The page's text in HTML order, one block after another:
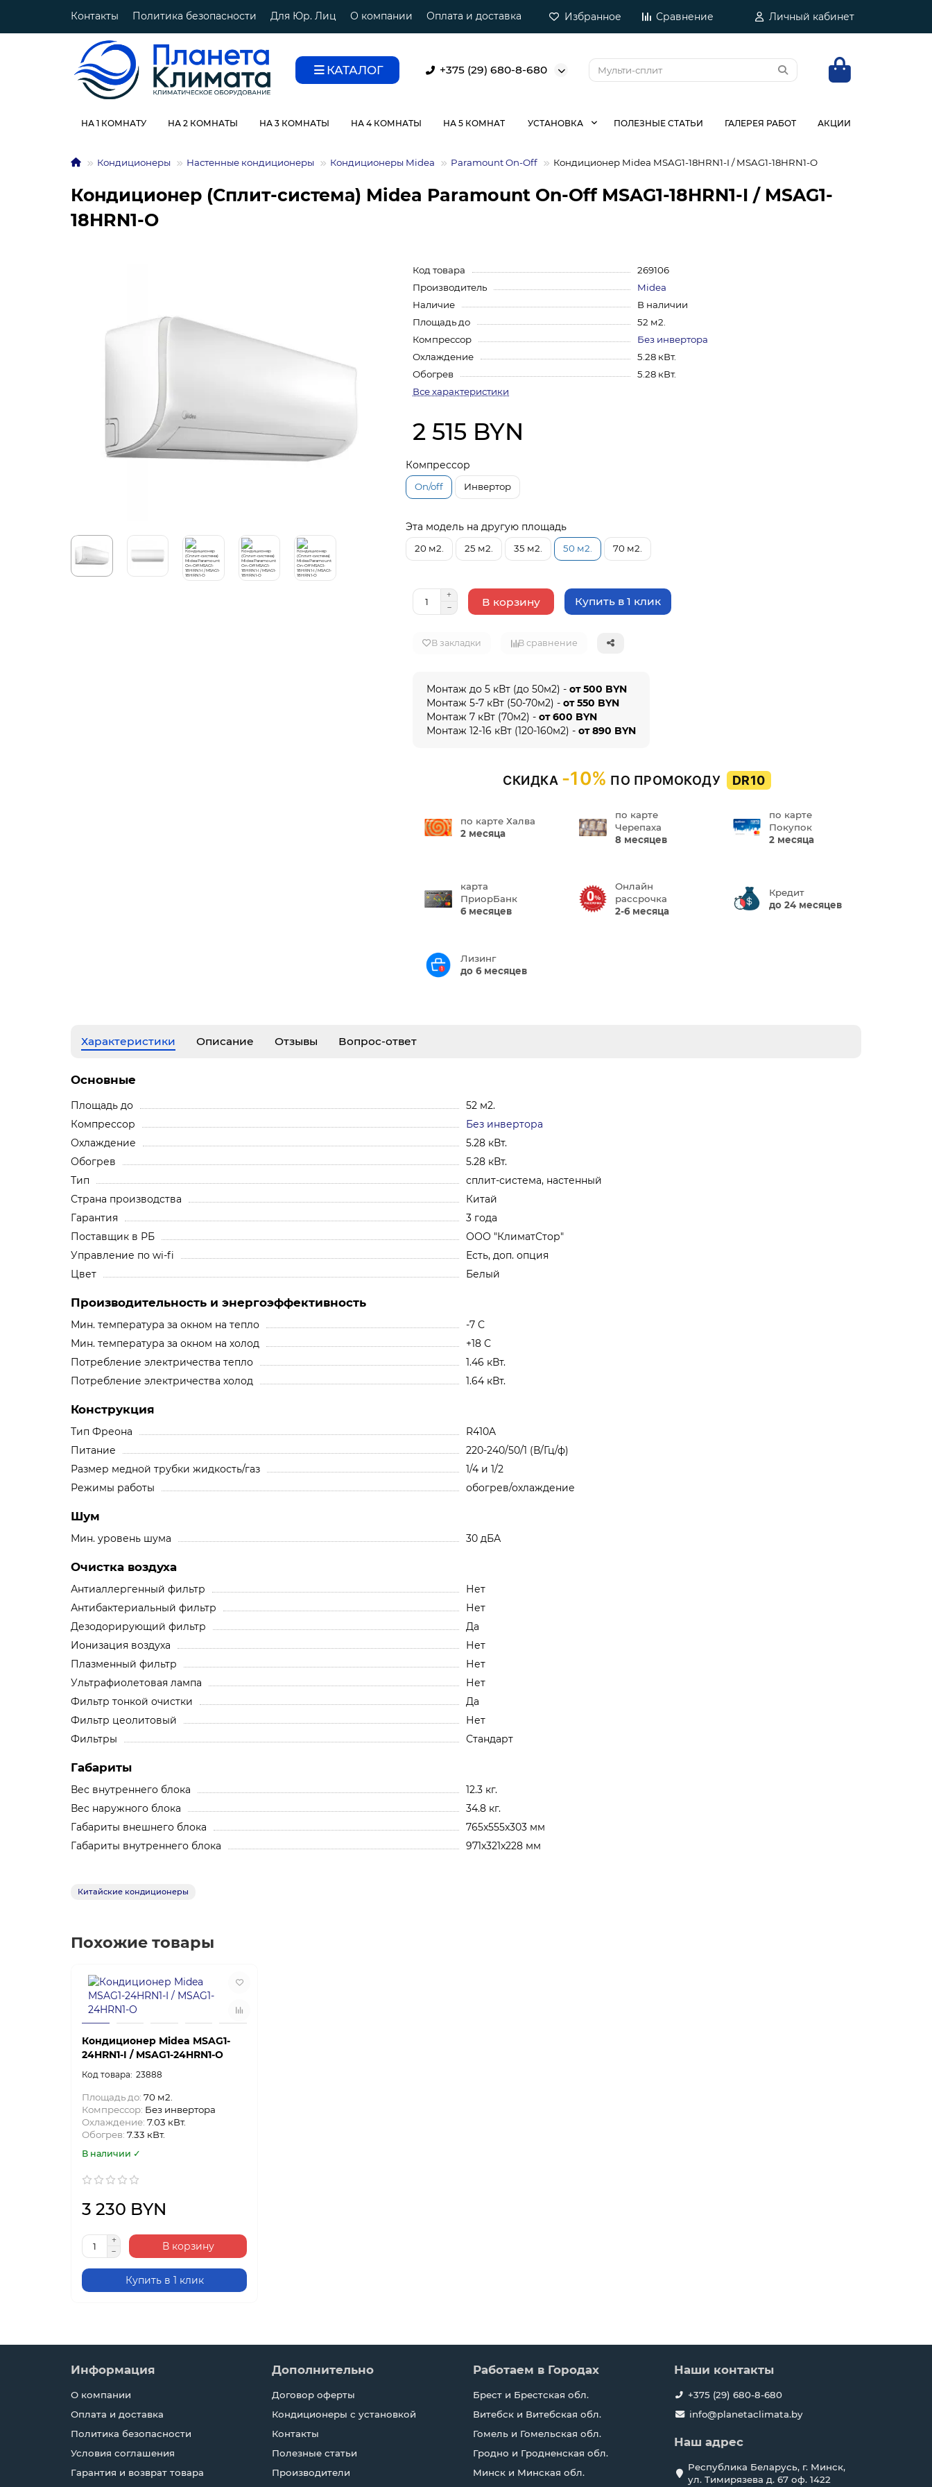
Контакты Политика безопасности Для Юр. Лиц О компании Оплата и доставка Избранное Сравнение Личный кабинет
КАТАЛОГ +375 (29) 680-8-680
НА 1 КОМНАТУ НА 2 КОМНАТЫ НА 3 КОМНАТЫ НА 4 КОМНАТЫ НА 5 КОМНАТ УСТАНОВКА ПОЛЕЗНЫЕ СТАТЬИ ГАЛЕРЕЯ РАБОТ АКЦИИ
Кондиционеры Настенные кондиционеры Кондиционеры Midea Paramount On-Off Кондиционер Midea MSAG1-18HRN1-I / MSAG1-18HRN1-O
Кондиционер (Сплит-система) Midea Paramount On-Off MSAG1-18HRN1-I / MSAG1-
18HRN1-O
Код товара
269106
Производитель
Midea
Наличие
В наличии
Площадь до
52 м2.
Компрессор
Без инвертора
Охлаждение
5.28 кВт.
Обогрев
5.28 кВт.
Все характеристики
2 515 BYN
Компрессор
On/off Инвертор
Эта модель на другую площадь
20 м2. 25 м2. 35 м2. 50 м2. 70 м2.
В корзину Купить в 1 клик
В закладки В сравнение
Монтаж до 5 кВт (до 50м2) -от 500 BYN
Монтаж 5-7 кВт (50-70м2) -от 550 BYN
Монтаж 7 кВт (70м2) -от 600 BYN
Монтаж 12-16 кВт (120-160м2) -от 890 BYN
СКИДКА -10% ПО ПРОМОКОДУ DR10
по карте Халва
2 месяца
по карте
Черепаха
8 месяцев
по карте
Покупок
2 месяца
карта
ПриорБанк
6 месяцев
Онлайн
рассрочка
2-6 месяца
Кредит
до 24 месяцев
Лизинг
до 6 месяцев
Характеристики Описание Отзывы Вопрос-ответ
Основные
Площадь до
52 м2.
Компрессор
Без инвертора
Охлаждение
5.28 кВт.
Обогрев
5.28 кВт.
Тип
сплит-система, настенный
Страна производства
Китай
Гарантия
3 года
Поставщик в РБ
ООО "КлиматСтор"
Управление по wi-fi
Есть, доп. опция
Цвет
Белый
Производительность и энергоэффективность
Мин. температура за окном на тепло
-7 С
Мин. температура за окном на холод
+18 С
Потребление электричества тепло
1.46 кВт.
Потребление электричества холод
1.64 кВт.
Конструкция
Тип Фреона
R410A
Питание
220-240/50/1 (В/Гц/ф)
Размер медной трубки жидкость/газ
1/4 и 1/2
Режимы работы
обогрев/охлаждение
Шум
Мин. уровень шума 30 дБА
Очистка воздуха
Антиаллергенный фильтр
Нет
Антибактериальный фильтр
Нет
Дезодорирующий фильтр
Да
Ионизация воздуха
Нет
Плазменный фильтр
Нет
Ультрафиолетовая лампа
Нет
Фильтр тонкой очистки
Да
Фильтр цеолитовый
Нет
Фильтры
Стандарт
Габариты
Вес внутреннего блока
12.3 кг.
Вес наружного блока
34.8 кг.
Габариты внешнего блока
765x555x303 мм
Габариты внутреннего блока
971x321x228 мм
Китайские кондиционеры
Похожие товары
Кондиционер Midea MSAG1-
24HRN1-I / MSAG1-24HRN1-O
23888
Площадь до: 70 м2.
Компрессор: Без инвертора
Охлаждение: 7.03 кВт.
Обогрев: 7.33 кВт.
В наличии ✓
3 230 BYN
В корзину
Купить в 1 клик
Информация
О компании
Оплата и доставка
Политика безопасности
Условия соглашения
Гарантия и возврат товара
Дополнительно
Договор оферты
Кондиционеры с установкой
Контакты
Полезные статьи
Производители
Работаем в Городах
Брест и Брестская обл.
Витебск и Витебская обл.
Гомель и Гомельская обл.
Гродно и Гродненская обл.
Минск и Минская обл.
Наши контакты
+375 (29) 680-8-680
info@planetaclimata.by
Наш адрес
Республика Беларусь, г. Минск,
ул. Тимирязева д. 67 оф. 1422